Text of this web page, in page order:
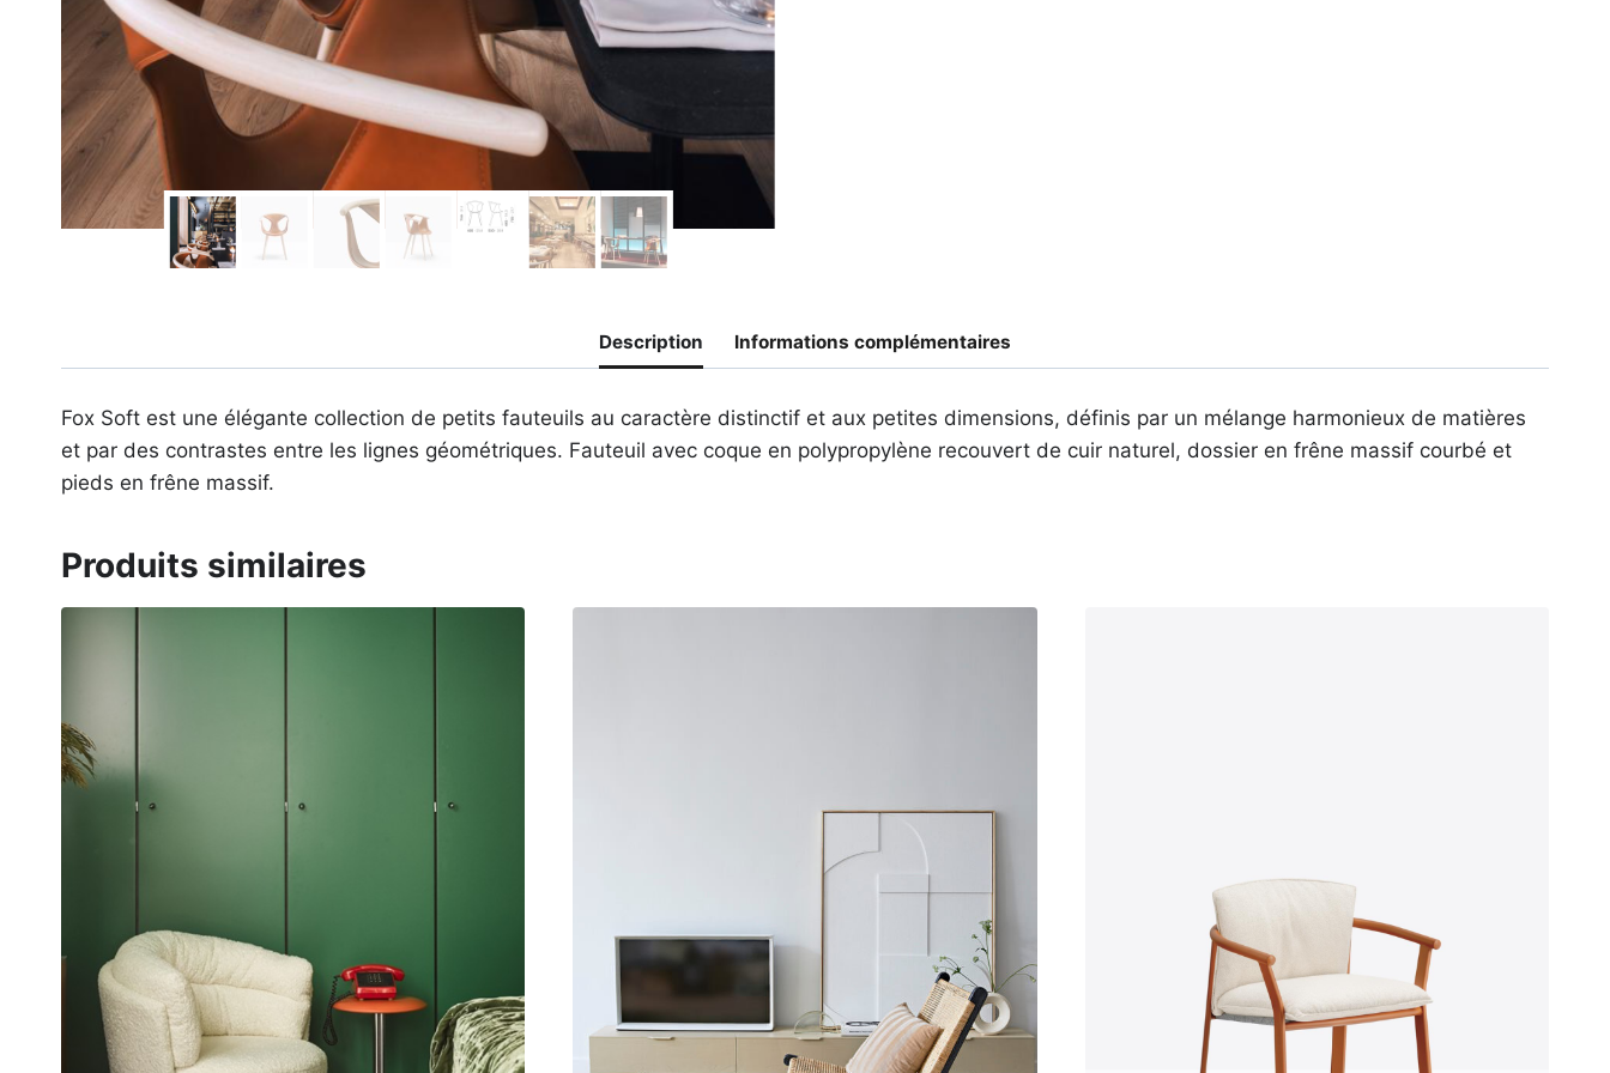
Description Informations complémentaires
Fox Soft est une élégante collection de petits fauteuils au caractère distinctif et aux petites dimensions, définis par un mélange harmonieux de matières
et par des contrastes entre les lignes géométriques. Fauteuil avec coque en polypropylène recouvert de cuir naturel, dossier en frêne massif courbé et
pieds en frêne massif.
Produits similaires